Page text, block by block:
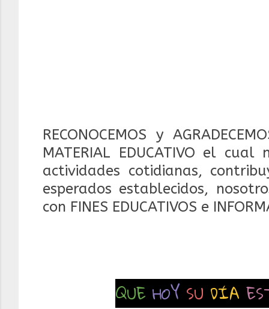
RECONOCEMOS y
MATERIAL EDUCATIVO el
actividades cotidianas,
esperados establecidos,
con FINES EDUCATIVOS e
QUE HOY SU DÍA